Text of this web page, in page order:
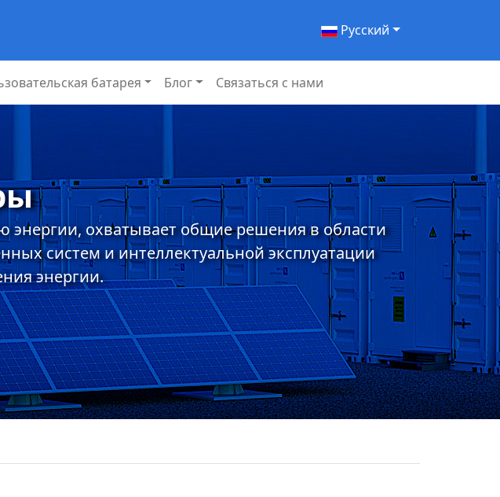
Pусский
батарея Блог Связаться с нами
энергии, охватывает общие решения в области
систем и интеллектуальной эксплуатации
энергии.